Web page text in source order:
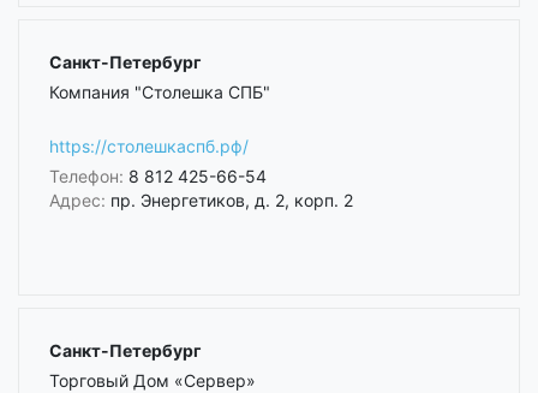
Санкт-Петербург
Компания "Столешка СПБ"
https://столешкаспб.рф/
Телефон: 8 812 425-66-54
Адрес: пр. Энергетиков, д. 2, корп. 2
Санкт-Петербург
Торговый Дом «Сервер»